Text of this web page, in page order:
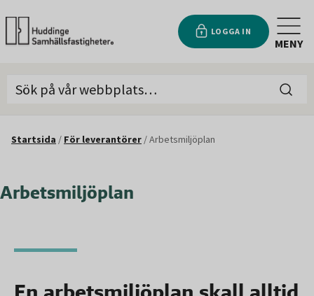
LOGGA IN
MENY
Startsida / För leverantörer /Arbetsmiljöplan
Arbetsmiljöplan